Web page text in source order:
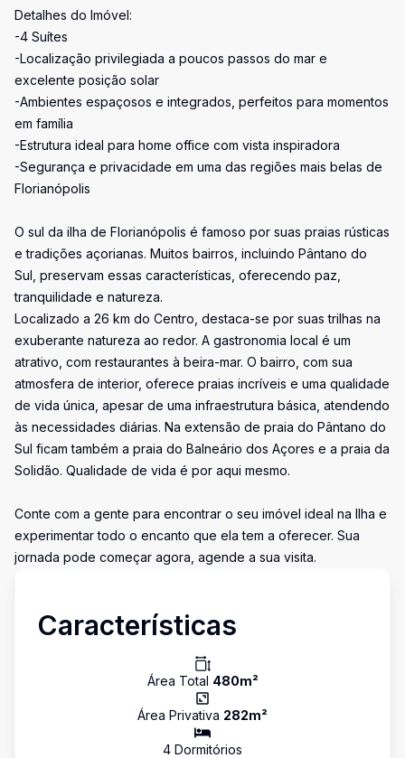
Detalhes do Imóvel:
-4 Suítes
-Localização privilegiada a poucos passos do mar e
excelente posição solar
-Ambientes espaçosos e integrados, perfeitos para momentos
em família
-Estrutura ideal para home office com vista inspiradora
-Segurança e privacidade em uma das regiões mais belas de
Florianópolis
O sul da ilha de Florianópolis é famoso por suas praias rústicas
e tradições açorianas. Muitos bairros, incluindo Pântano do
Sul, preservam essas características, oferecendo paz,
tranquilidade e natureza.
Localizado a 26 km do Centro, destaca-se por suas trilhas na
exuberante natureza ao redor. A gastronomia local é um
atrativo, com restaurantes à beira-mar. O bairro, com sua
atmosfera de interior, oferece praias incríveis e uma qualidade
de vida única, apesar de uma infraestrutura básica, atendendo
às necessidades diárias. Na extensão de praia do Pântano do
Sul ficam também a praia do Balneário dos Açores e a praia da
Solidão. Qualidade de vida é por aqui mesmo.
Conte com a gente para encontrar o seu imóvel ideal na Ilha e
experimentar todo o encanto que ela tem a oferecer. Sua
jornada pode começar agora, agende a sua visita.
Características
Área Total 480m²
Área Privativa 282m²
4 Dormitórios